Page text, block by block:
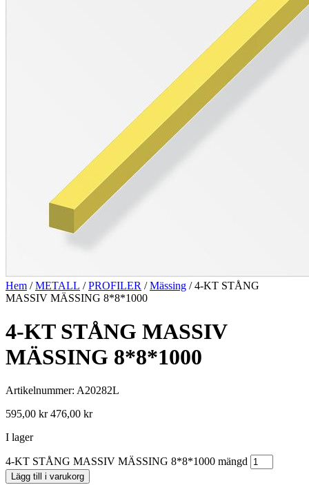
Hem /METALL /PROFILER /Mässing / 4-KT STÅNG
MASSIV MÄSSING 8*8*1000
4-KT STÅNG MASSIV
MÄSSING 8*8*1000
Artikelnummer: A20282L
595,00 kr 476,00 kr
I lager
4-KT STÅNG MASSIV MÄSSING 8*8*1000 mängd
Lägg till i varukorg